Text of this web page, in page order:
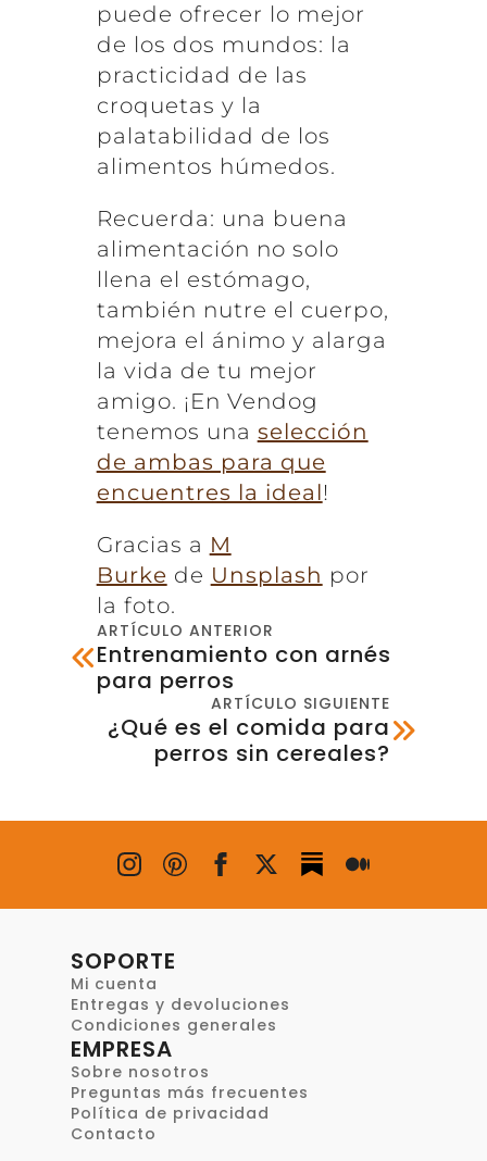
puede ofrecer lo mejor
de los dos mundos: la
practicidad de las
croquetas y la
palatabilidad de los
alimentos húmedos.
Recuerda: una buena
alimentación no solo
llena el estómago,
también nutre el cuerpo,
mejora el ánimo y alarga
la vida de tu mejor
amigo. ¡En Vendog
tenemos una selección
de ambas para que
encuentres la ideal!
Gracias a M
Burke de Unsplash por
la foto.
ARTÍCULO ANTERIOR
Entrenamiento con arnés
para perros
ARTÍCULO SIGUIENTE
¿Qué es el comida para
perros sin cereales?
SOPORTE
Mi cuenta
Entregas y devoluciones
Condiciones generales
EMPRESA
Sobre nosotros
Preguntas más frecuentes
Política de privacidad
Contacto